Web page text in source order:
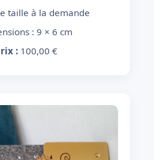
taille à la demande
: 9 × 6 cm
:100,00 €